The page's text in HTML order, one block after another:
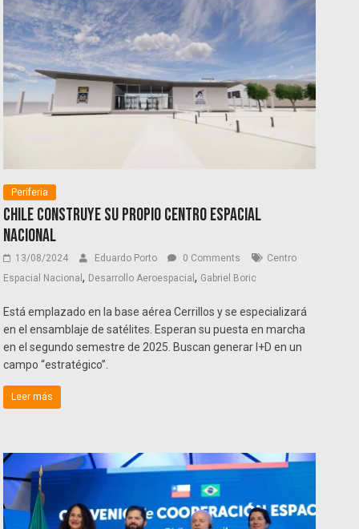
Periferia
Chile construye su propio Centro Espacial
Nacional
13/08/2024 Eduardo Porto 0 Comments
Centro
Espacial Nacional, Desarrollo Aeroespacial, Gabriel Boric
Está emplazado en la base aérea Cerrillos y se especializará
en el ensamblaje de satélites. Esperan su puesta en marcha
en el segundo semestre de 2025. Buscan generar I+D en un
campo “estratégico”.
Leer más